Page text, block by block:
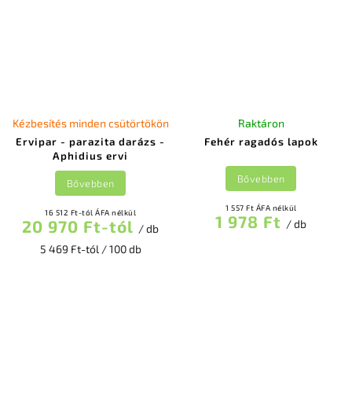
Ervipar - parazita darázs -
Aphidius ervi
Kézbesítés minden csütörtökön
16 512 Ft-tól ÁFA nélkül
20 970 Ft-tól / db
5 469 Ft-tól / 100 db
Bővebben
Fehér ragadós lapok
Raktáron
1 557 Ft ÁFA nélkül
1 978 Ft / db
Bővebben